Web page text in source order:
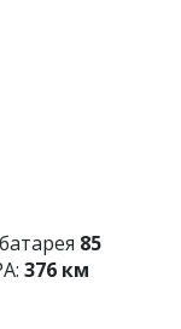
батарея 85
376 км